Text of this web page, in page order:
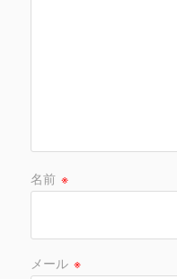
名前 ※
メール ※